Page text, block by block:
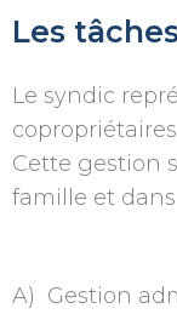
Les
Le syndic
Cette gestion
famille et
A) Gestion